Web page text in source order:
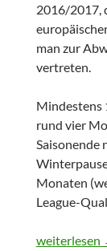
2016/2017,
man zur
vertreten.
Mindestens
rund vier
Saisonende
Monaten
League-
RB Leipzig
weiterlesen